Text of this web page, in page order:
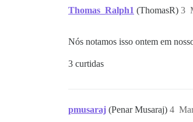
Thomas_Ralph1 (ThomasR) 3
Nós notamos isso ontem em
3 curtidas
pmusaraj (Penar Musaraj) 4